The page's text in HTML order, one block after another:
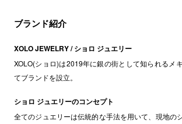
ブランド紹介
XOLO JEWELRY / ショロ ジュエリー
XOLO(ショロ)は2019年に銀の街として知られるメ
てブランドを設立。
ショロ ジュエリーのコンセプト
全てのジュエリーは伝統的な手法を用いて、現地の